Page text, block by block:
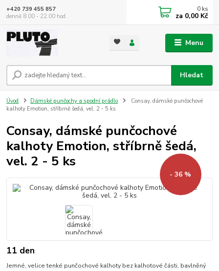
Menu
Hledat
+420 739 455 857
denně 8.00 - 22.00 hod.
0 ks
za 0,00 Kč
Úvod Dámské punčochy a spodní prádlo
Consay, dámské punčochové
kalhoty Emotion, stříbrně šedá, vel. 2 - 5 ks
Consay, dámské punčochové
kalhoty Emotion, stříbrně šedá,
vel. 2 - 5 ks
- 36 %
11 den
Jemné, velice tenké punčochové kalhoty bez kalhotové části, bavlněný